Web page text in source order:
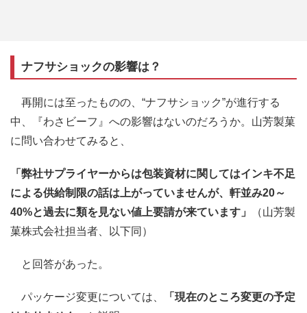
ナフサショックの影響は？
再開には至ったものの、“ナフサショック”が進行する
中、『わさビーフ』への影響はないのだろうか。山芳製菓
に問い合わせてみると、
「弊社サプライヤーからは包装資材に関してはインキ不足
による供給制限の話は上がっていませんが、軒並み20～
40%と過去に類を見ない値上要請が来ています」
（山芳製
菓株式会社担当者、以下同）
と回答があった。
パッケージ変更については、
「現在のところ変更の予定